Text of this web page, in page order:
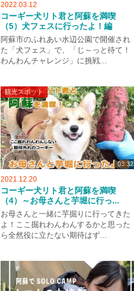
2022.03.12
コーギー犬リト君と阿蘇を満喫
（5）犬フェスに行ったよ！編
阿蘇市のふれあい水辺公園で開催され
た「犬フェス」で、「じ～っと待て！
わんわんチャレンジ」に挑戦...
観光スポット
03:32
2021.12.20
コーギー犬リト君と阿蘇を満喫
（4）～お母さんと芋堀に行っ...
お母さんと一緒に芋掘りに行ってきた
よ！ここ掘れわんわんするかと思った
ら全然役に立たない期待はず...